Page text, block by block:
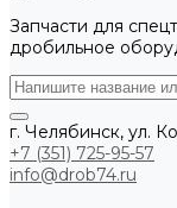
Запчасти для
дробильное
г. Челябинск, ул.
+7 (351) 725-95-57
info@drob74.ru